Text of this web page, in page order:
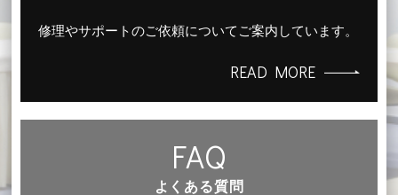
修理やサポートのご依頼についてご案内しています。
READ MORE
FAQ
よくある質問